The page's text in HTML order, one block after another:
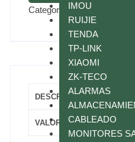
IMOU
RUIJIE
TENDA
TP-LINK
XIAOMI
ZK-TECO
ALARMAS
CABLEADO
MONITORES
Categorías:HIKVISION
DESCRIPCIÓN
VALORACIONES (0)